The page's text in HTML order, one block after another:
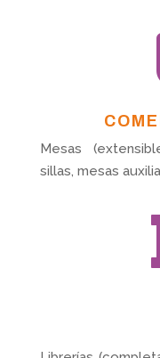
Mesas
sillas, mesas